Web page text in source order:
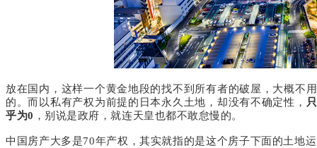
放在国内，这样一个黄金地段的找不到所有者的破屋，大概不
的。而以私有产权为前提的日本永久土地，却没有不确定性，
乎为0 ，别说是政府，就连天皇也都不敢怠慢的。
中国房产大多是70年产权，其实就指的是这个房子下面的土地